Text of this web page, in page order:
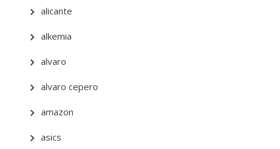
alicante
alkemia
alvaro
alvaro cepero
amazon
asics